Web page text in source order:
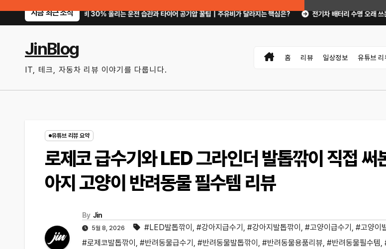
지금 최근 소식
연비 30% 올리는 운전 습관과 타이어 공기압 꿀팁｜주유비가 달라지는 핵심은? 전기차 배터리 수명 오래 쓰는 충전·관리 습관
JinBlog
IT, 테크, 자동차 리뷰 이야기를 다룹니다.
홈 리뷰 일상정보 유튜브 리
유튜브 리뷰 요약
로제코 급수기와 LED 그라인더 발톱깎이 직접 써
아지 고양이 반려동물 필수템 리뷰
By Jin
5월 8, 2026 #LED발톱깎이 , #강아지급수기 , #강아지발톱깎이 , #고양이급수기 , #고양이
#로제코발톱깎이 , #반려동물급수기 , #반려동물발톱깎이 , #반려동물용품리뷰, #반려동물필수템,